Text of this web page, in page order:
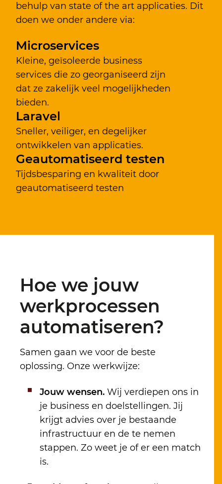
behulp van state of the art applicaties. Dit
doen we onder andere via:
Microservices
Kleine, geïsoleerde business
services die zo georganiseerd zijn
dat ze zakelijk veel mogelijkheden
bieden.
Laravel
Sneller, veiliger, en degelijker
ontwikkelen van applicaties.
Geautomatiseerd testen
Tijdsbesparing en kwaliteit door
geautomatiseerd testen
Hoe we jouw
werkprocessen
automatiseren?
Samen gaan we voor de beste
oplossing. Onze werkwijze:
Jouw wensen. Wij verdiepen ons in
je business en doelstellingen. Jij
krijgt advies over je bestaande
infrastructuur en de te nemen
stappen. Zo weet je of er een match
is.